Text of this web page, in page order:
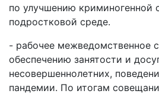
по улучшению криминогенной
подростковой среде.
- рабочее межведомственное
обеспечению занятости и
несовершеннолетних,
пандемии. По итогам